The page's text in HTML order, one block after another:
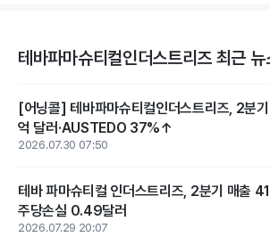
테바파마슈티컬인더스트리즈 최근 뉴
[어닝콜] 테바파마슈티컬인더스트리즈, 2분
억 달러·AUSTEDO 37%↑
2026.07.30 07:50
테바 파마슈티컬 인더스트리즈, 2분기 매출 41
주당손실 0.49달러
2026.07.29 20:07